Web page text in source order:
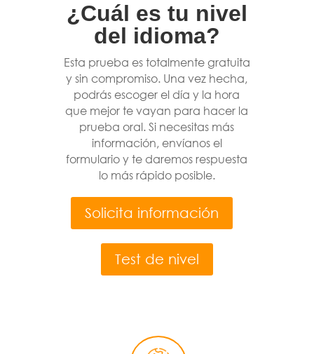
¿Cuál es tu nivel
del idioma?
Esta prueba es totalmente gratuita
y sin compromiso. Una vez hecha,
podrás escoger el día y la hora
que mejor te vayan para hacer la
prueba oral. Si necesitas más
información, envíanos el
formulario y te daremos respuesta
lo más rápido posible.
Solicita información
Test de nivel